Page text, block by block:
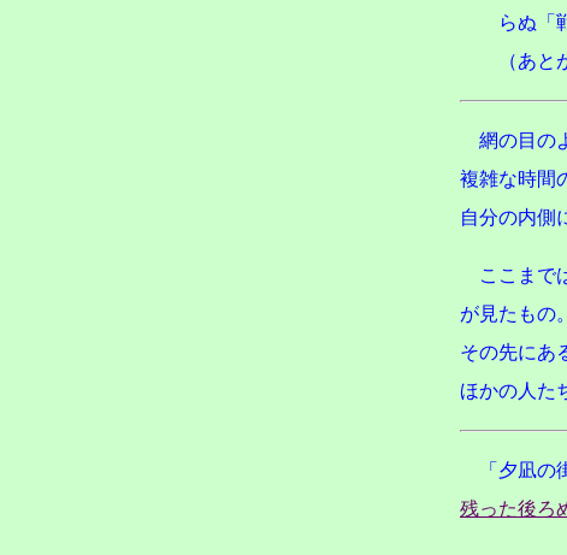
らぬ「
（あと
網の目の
複雑な時間
自分の内側
ここまで
が見たもの
その先にあ
ほかの人た
「夕凪
残った後ろ